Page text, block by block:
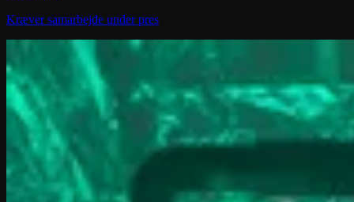
Kræver samarbejde under pres